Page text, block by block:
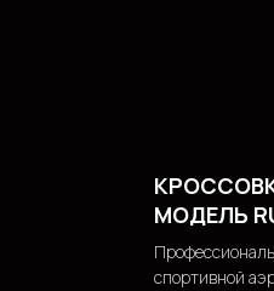
МОДЕЛЬ
спортивной